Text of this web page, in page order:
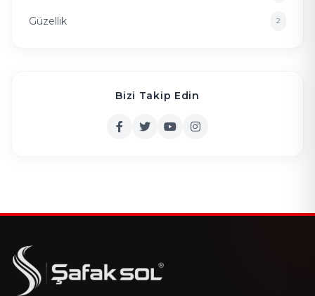
Güzellik 2
Bizi Takip Edin